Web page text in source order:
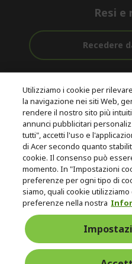
Resi e
Recedere
Gratuita
© 2026 Acer Inc.
CPYou B.V. è il rivenditore
questo negozio online.
Utilizziamo i cookie per
la navigazione nei siti Web,
rendere il nostro sito più
annunci pubblicitari
tutti", accetti l'uso e
di Acer secondo quanto
cookie. Il consenso può
momento. In "Impostazioni
preferenze per ogni tipo di
siamo, quali cookie
preferenze nella nostra